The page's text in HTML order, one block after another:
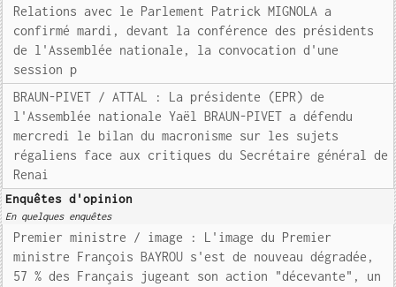
Relations avec le Parlement Patrick MIGNOLA a
confirmé mardi, devant la conférence des présidents
de l'Assemblée nationale, la convocation d'une
session p
BRAUN-PIVET / ATTAL : La présidente (EPR) de
l'Assemblée nationale Yaël BRAUN-PIVET a défendu
mercredi le bilan du macronisme sur les sujets
régaliens face aux critiques du Secrétaire général de
Renai
Enquêtes d'opinion
En quelques enquêtes
Premier ministre / image : L'image du Premier
ministre François BAYROU s'est de nouveau dégradée,
57 % des Français jugeant son action "décevante", un